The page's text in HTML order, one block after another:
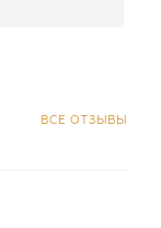
ВСЕ ОТЗЫВЫ